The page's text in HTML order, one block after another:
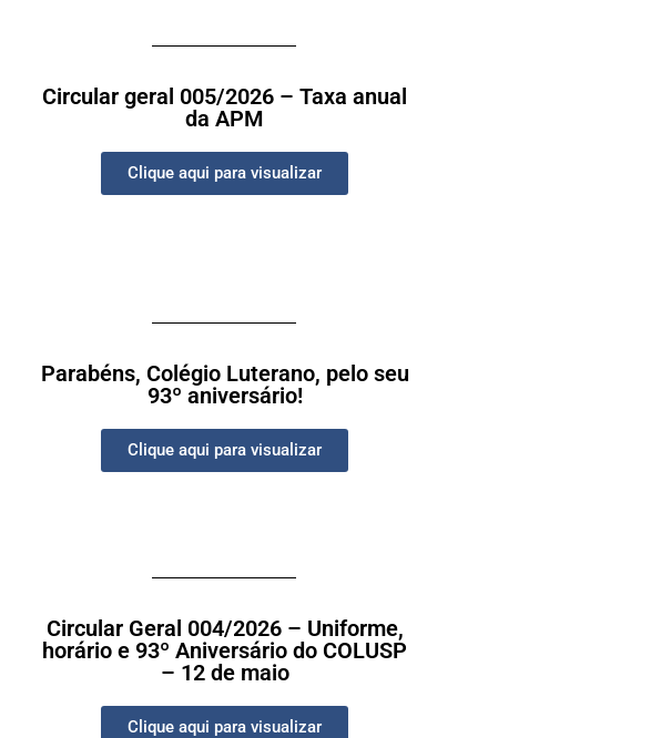
Circular geral 005/2026 – Taxa anual
da APM
Clique aqui para visualizar
Parabéns, Colégio Luterano, pelo seu
93º aniversário!
Clique aqui para visualizar
Circular Geral 004/2026 – Uniforme,
horário e 93º Aniversário do COLUSP
– 12 de maio
Clique aqui para visualizar